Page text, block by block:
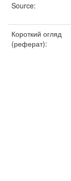
Source:
Короткий огляд
(реферат):